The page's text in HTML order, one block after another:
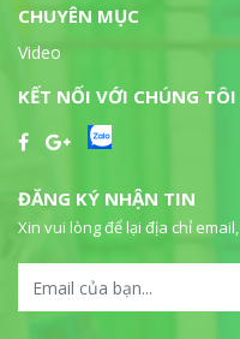
CHUYÊN MỤC
Video
KẾT NỐI VỚI CHÚNG TÔI
ĐĂNG KÝ NHẬN TIN
Xin vui lòng để lại địa chỉ email,